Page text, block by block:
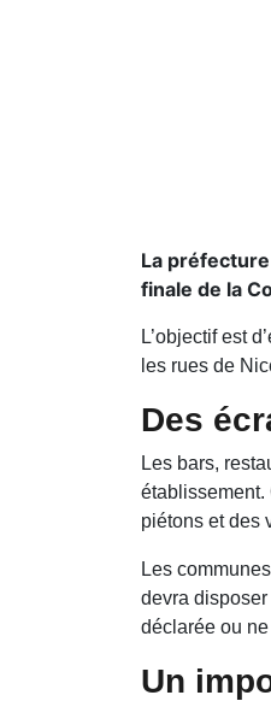
La
finale de la
L’objectif est
les rues de
Des
Les bars,
établissement.
piétons et des
Les
devra
déclarée ou
Un